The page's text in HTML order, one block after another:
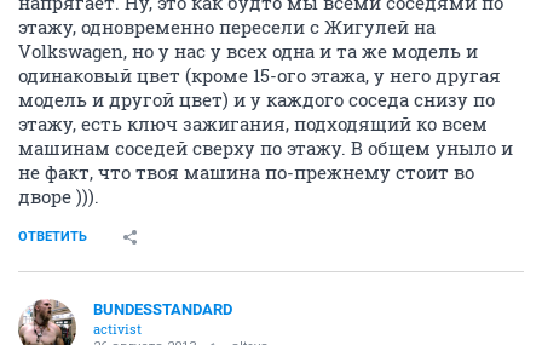
этажу, одновременно пересели с Жигулей на
Volkswagen, но у нас у всех одна и та же модель и
одинаковый цвет (кроме 15-ого этажа, у него другая
модель и другой цвет) и у каждого соседа снизу по
этажу, есть ключ зажигания, подходящий ко всем
машинам соседей сверху по этажу. В общем уныло и
не факт, что твоя машина по-прежнему стоит во
дворе ))).
ОТВЕТИТЬ
BUNDESSTANDARD
activist